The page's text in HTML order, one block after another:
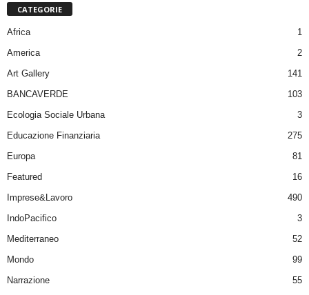
CATEGORIE
Africa
1
America
2
Art Gallery
141
BANCAVERDE
103
Ecologia Sociale Urbana
3
Educazione Finanziaria
275
Europa
81
Featured
16
Imprese&Lavoro
490
IndoPacifico
3
Mediterraneo
52
Mondo
99
Narrazione
55